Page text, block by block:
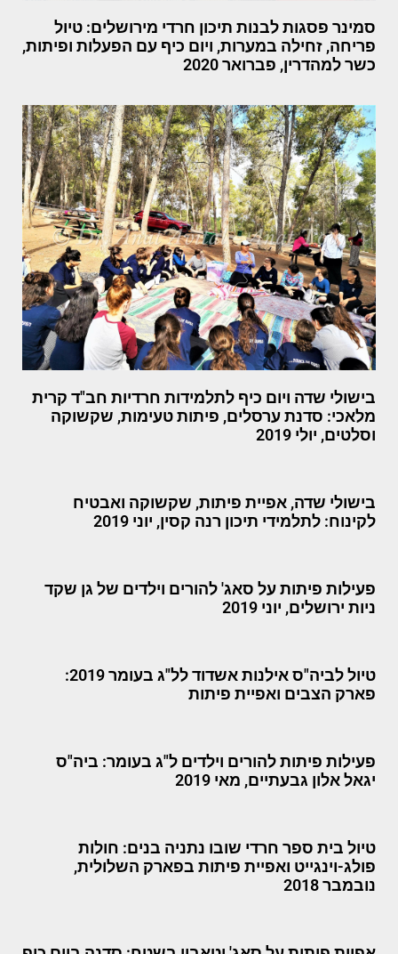
סמינר פסגות לבנות תיכון חרדי מירושלים: טיול
פריחה, זחילה במערות, ויום כיף עם הפעלות ופיתות,
כשר למהדרין, פברואר 2020
בישולי שדה ויום כיף לתלמידות חרדיות חב"ד קרית
מלאכי: סדנת ערסלים, פיתות טעימות, שקשוקה
וסלטים, יולי 2019
בישולי שדה, אפיית פיתות, שקשוקה ואבטיח
לקינוח: לתלמידי תיכון רנה קסין, יוני 2019
פעילות פיתות על סאג' להורים וילדים של גן שקד
ניות ירושלים, יוני 2019
טיול לביה"ס אילנות אשדוד לל"ג בעומר 2019:
פארק הצבים ואפיית פיתות
פעילות פיתות להורים וילדים ל"ג בעומר: ביה"ס
יגאל אלון גבעתיים, מאי 2019
טיול בית ספר חרדי שובו נתניה בנים: חולות
פולג-וינגייט ואפיית פיתות בפארק השלולית,
נובמבר 2018